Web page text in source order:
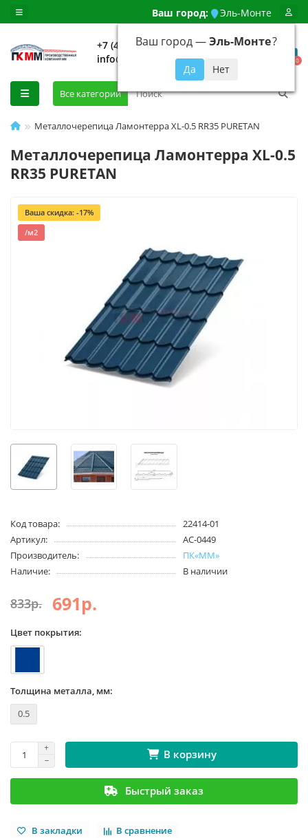
Ваш город: Эль-Монте
Ваш город —Эль-Монте?
+7 (499) 648-92-94
info@evroshtaketnikmoskva.ru
0
Все категории
Металлочерепица Ламонтерра XL-0.5 RR35 PURETAN
Металлочерепица Ламонтерра XL-0.5
RR35 PURETAN
Ваша скидка: -17%
/м2
Код товара:
22414-01
Артикул:
АС-0449
Производитель:
ПК«ММ»
Наличие:
В наличии
833р. 691р.
Цвет покрытия:
Толщина металла, мм:
0.5
В корзину
Быстрый заказ
В закладки В сравнение